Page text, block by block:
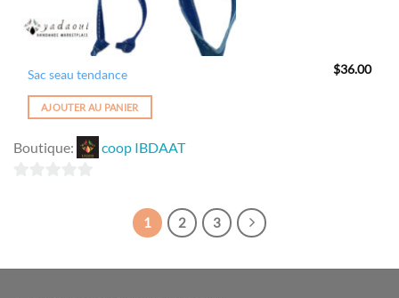
Sac seau tendance $36.00
AJOUTER AU PANIER
Boutique: coop IBDAAT
1 2 3